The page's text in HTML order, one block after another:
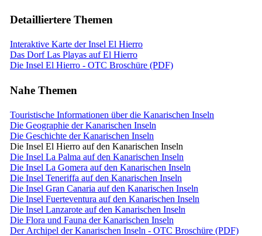
Detailliertere Themen
Interaktive Karte der Insel El Hierro
Das Dorf Las Playas auf El Hierro
Die Insel El Hierro - OTC Broschüre (PDF)
Nahe Themen
Touristische Informationen über die Kanarischen Inseln
Die Geographie der Kanarischen Inseln
Die Geschichte der Kanarischen Inseln
Die Insel El Hierro auf den Kanarischen Inseln
Die Insel La Palma auf den Kanarischen Inseln
Die Insel La Gomera auf den Kanarischen Inseln
Die Insel Teneriffa auf den Kanarischen Inseln
Die Insel Gran Canaria auf den Kanarischen Inseln
Die Insel Fuerteventura auf den Kanarischen Inseln
Die Insel Lanzarote auf den Kanarischen Inseln
Die Flora und Fauna der Kanarischen Inseln
Der Archipel der Kanarischen Inseln - OTC Broschüre (PDF)